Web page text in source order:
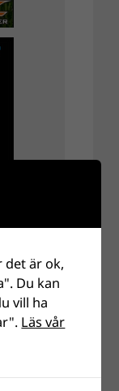
det är ok,
Du kan
vill ha
Läs vår